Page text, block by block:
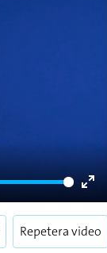
Repetera video